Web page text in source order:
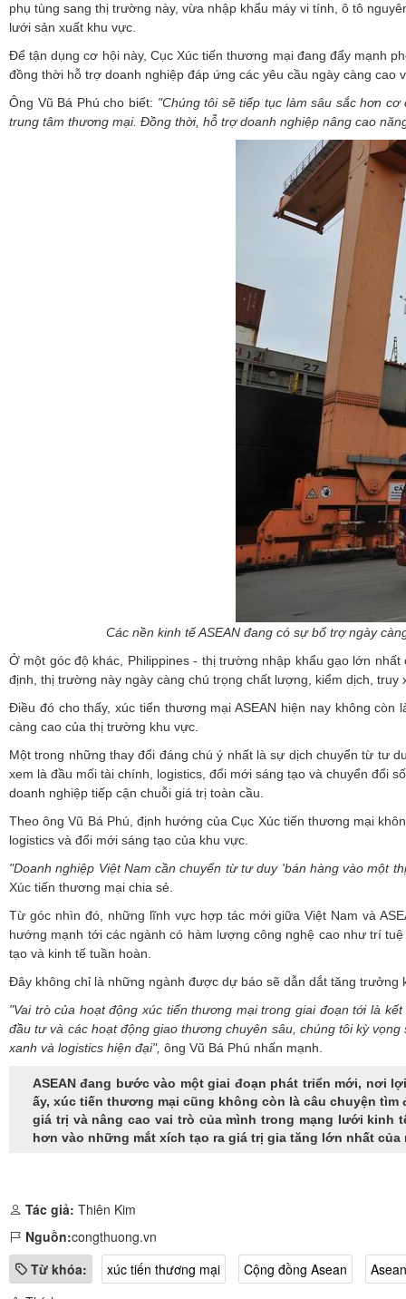
phụ tùng sang thị trường này, vừa nhập khẩu máy vi tính, ô tô
lưới sản xuất khu vực.
Để tận dụng cơ hội này, Cục Xúc tiến thương mại đang đẩy mạnh
đồng thời hỗ trợ doanh nghiệp đáp ứng các yêu cầu ngày càng cao
Ông Vũ Bá Phú cho biết: "Chúng tôi sẽ tiếp tục làm sâu sắc hơn
trung tâm thương mại. Đồng thời, hỗ trợ doanh nghiệp nâng cao
Các nền kinh tế ASEAN đang có sự bổ trợ ngày
Ở một góc độ khác, Philippines - thị trường nhập khẩu gạo lớn
định, thị trường này ngày càng chú trọng chất lượng, kiểm dịch,
Điều đó cho thấy, xúc tiến thương mại ASEAN hiện nay không
càng cao của thị trường khu vực.
Một trong những thay đổi đáng chú ý nhất là sự dịch chuyển từ tư
xem là đầu mối tài chính, logistics, đổi mới sáng tạo và chuyển đổi
doanh nghiệp tiếp cận chuỗi giá trị toàn cầu.
Theo ông Vũ Bá Phú, định hướng của Cục Xúc tiến thương mại
logistics và đổi mới sáng tạo của khu vực.
"Doanh nghiệp Việt Nam cần chuyển từ tư duy 'bán hàng vào một
Xúc tiến thương mại chia sẻ.
Từ góc nhìn đó, những lĩnh vực hợp tác mới giữa Việt Nam và
hướng mạnh tới các ngành có hàm lượng công nghệ cao như trí
tạo và kinh tế tuần hoàn.
Đây không chỉ là những ngành được dự báo sẽ dẫn dắt tăng trưởng
"Vai trò của hoạt động xúc tiến thương mại trong giai đoạn tới là
đầu tư và các hoạt động giao thương chuyên sâu, chúng tôi kỳ
xanh và logistics hiện đại", ông Vũ Bá Phú nhấn mạnh.
ASEAN đang bước vào một giai đoạn phát triển mới, nơi
ấy, xúc tiến thương mại cũng không còn là câu chuyện
giá trị và nâng cao vai trò của mình trong mạng lưới kinh
hơn vào những mắt xích tạo ra giá trị gia tăng lớn nhất
Tác giả: Thiên Kim
Nguồn:congthuong.vn
Từ khóa:
xúc tiến thương mại Cộng đồng Asean
Asean